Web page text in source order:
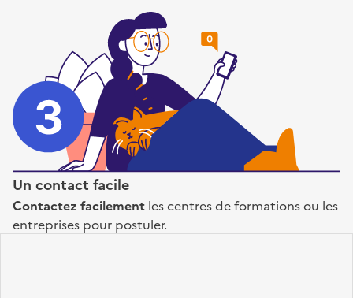
Un contact facile
Contactez facilement les centres de formations ou les
entreprises pour postuler.